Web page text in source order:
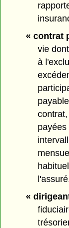
« contrat
vie
à
«